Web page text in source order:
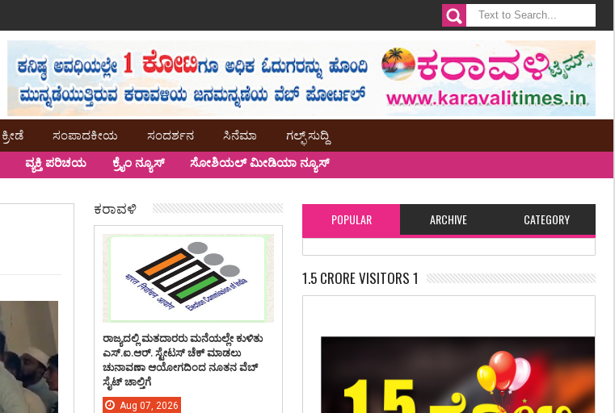
ಕ್ರೀಡೆ ಸಂಪಾದಕೀಯ ಸಂದರ್ಶನ ಸಿನೆಮಾ ಗಲ್ಫ್ ಸುದ್ದಿ
ವ್ಯಕ್ತಿ ಪರಿಚಯ ಕ್ರೈಂ ನ್ಯೂಸ್ ಸೋಶಿಯಲ್ ಮೀಡಿಯಾ ನ್ಯೂಸ್
POPULAR ARCHIVE CATEGORY
1.5 CRORE VISITORS 1
ಕರಾವಳಿ
ರಾಜ್ಯದಲ್ಲಿ ಮತದಾರರು ಮನೆಯಲ್ಲೇ ಕುಳಿತು
ಎಸ್.ಐ.ಆರ್. ಸ್ಟೇಟಸ್ ಚೆಕ್ ಮಾಡಲು
ಚುನಾವಣಾ ಆಯೋಗದಿಂದ ನೂತನ ವೆಬ್
ಸೈಟ್ ಚಾಲ್ತಿಗೆ
Aug 07, 2026